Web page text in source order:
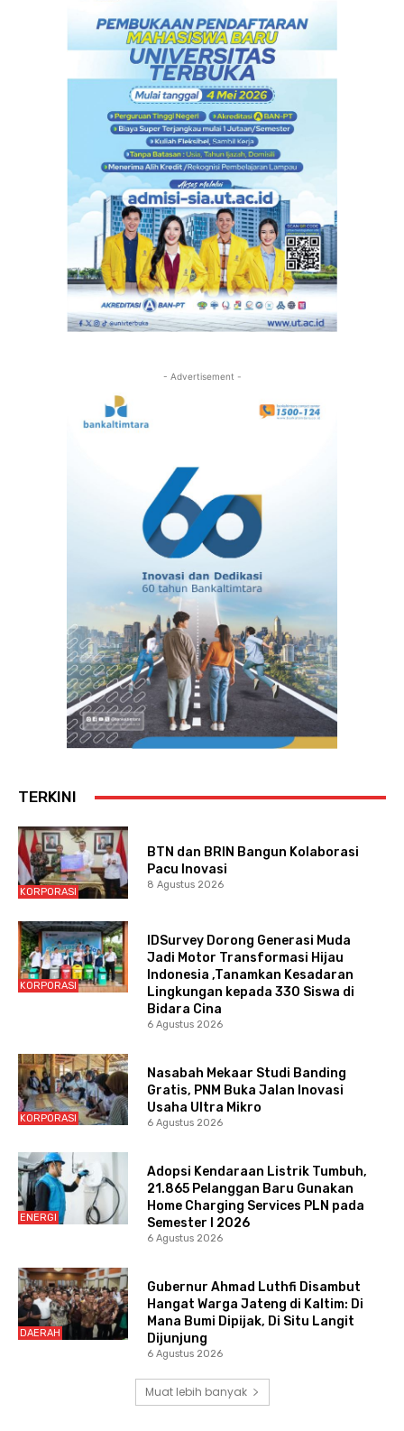
- Advertisement -
TERKINI
KORPORASI
BTN dan BRIN Bangun Kolaborasi
Pacu Inovasi
8 Agustus 2026
KORPORASI
IDSurvey Dorong Generasi Muda
Jadi Motor Transformasi Hijau
Indonesia ,Tanamkan Kesadaran
Lingkungan kepada 330 Siswa di
Bidara Cina
6 Agustus 2026
KORPORASI
Nasabah Mekaar Studi Banding
Gratis, PNM Buka Jalan Inovasi
Usaha Ultra Mikro
6 Agustus 2026
ENERGI
Adopsi Kendaraan Listrik Tumbuh,
21.865 Pelanggan Baru Gunakan
Home Charging Services PLN pada
Semester I 2026
6 Agustus 2026
DAERAH
Gubernur Ahmad Luthfi Disambut
Hangat Warga Jateng di Kaltim: Di
Mana Bumi Dipijak, Di Situ Langit
Dijunjung
6 Agustus 2026
Muat lebih banyak